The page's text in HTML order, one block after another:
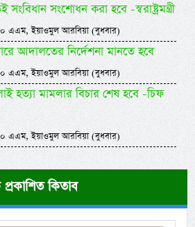
সংশোধন করা হবে -স্বরাষ্ট্রমন্ত্রী
এএম, ইয়াওমুল আরবিয়া (বুধবার)
আদালতের নির্দেশনা মানতে হবে
এএম, ইয়াওমুল আরবিয়া (বুধবার)
হত্যা মামলার বিচার শেষ হবে -চিফ
এএম, ইয়াওমুল আরবিয়া (বুধবার)
কিতাব